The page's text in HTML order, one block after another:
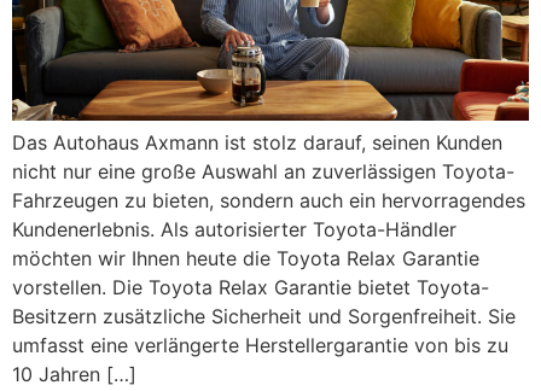
Das Autohaus Axmann ist stolz darauf, seinen Kunden
nicht nur eine große Auswahl an zuverlässigen Toyota-
Fahrzeugen zu bieten, sondern auch ein hervorragendes
Kundenerlebnis. Als autorisierter Toyota-Händler
möchten wir Ihnen heute die Toyota Relax Garantie
vorstellen. Die Toyota Relax Garantie bietet Toyota-
Besitzern zusätzliche Sicherheit und Sorgenfreiheit. Sie
umfasst eine verlängerte Herstellergarantie von bis zu
10 Jahren […]